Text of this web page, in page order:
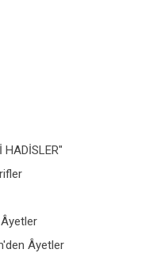
HADİSLER"
Âyetler
Âyetler